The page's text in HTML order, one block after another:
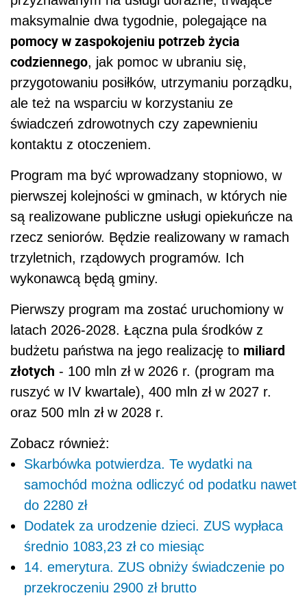
maksymalnie dwa tygodnie, polegające na
pomocy w zaspokojeniu potrzeb życia
codziennego, jak pomoc w ubraniu się,
przygotowaniu posiłków, utrzymaniu porządku,
ale też na wsparciu w korzystaniu ze
świadczeń zdrowotnych czy zapewnieniu
kontaktu z otoczeniem.
Program ma być wprowadzany stopniowo, w
pierwszej kolejności w gminach, w których nie
są realizowane publiczne usługi opiekuńcze na
rzecz seniorów. Będzie realizowany w ramach
trzyletnich, rządowych programów. Ich
wykonawcą będą gminy.
Pierwszy program ma zostać uruchomiony w
latach 2026-2028. Łączna pula środków z
budżetu państwa na jego realizację to miliard
złotych - 100 mln zł w 2026 r. (program ma
ruszyć w IV kwartale), 400 mln zł w 2027 r.
oraz 500 mln zł w 2028 r.
Zobacz również:
Skarbówka potwierdza. Te wydatki na
samochód można odliczyć od podatku nawet
do 2280 zł
Dodatek za urodzenie dzieci. ZUS wypłaca
średnio 1083,23 zł co miesiąc
14. emerytura. ZUS obniży świadczenie po
przekroczeniu 2900 zł brutto